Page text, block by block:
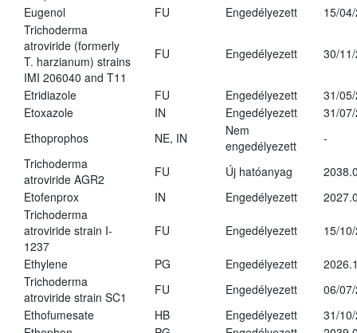
Eugenol FU Engedélyezett
15/
Trichoderma
atroviride (formerly
T. harzianum) strains
IMI 206040 and T11
FU Engedélyezett 30/
Etridiazole FU Engedélyezett
31/
Etoxazole
IN Engedélyezett
31/
Ethoprophos
NE, IN
Nem
engedélyezett
-
Trichoderma
atroviride AGR2
FU Új hatóanyag
Etofenprox
IN Engedélyezett
Trichoderma
atroviride strain I-
1237
FU Engedélyezett 15/
Ethylene PG Engedélyezett
Trichoderma
atroviride strain SC1
FU Engedélyezett
06/
Ethofumesate
HB Engedélyezett
31/